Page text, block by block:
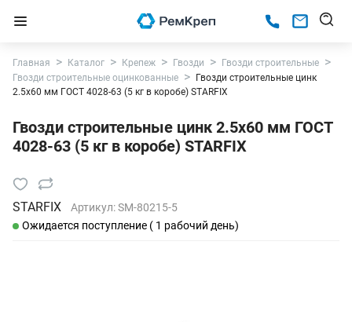
Главная Каталог Крепеж Гвозди
Гвозди строительные
Гвозди строительные оцинкованные
Гвозди строительные цинк
2.5х60 мм ГОСТ 4028-63 (5 кг в коробе) STARFIX
Гвозди строительные цинк 2.5х60 мм ГОСТ
4028-63 (5 кг в коробе) STARFIX
STARFIX Артикул:SM-80215-5
Ожидается поступление ( 1 рабочий день)